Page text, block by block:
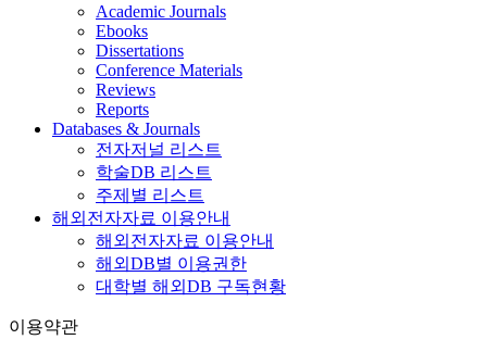
Academic Journals
Ebooks
Dissertations
Conference Materials
Reviews
Reports
Databases & Journals
전자저널 리스트
학술DB 리스트
주제별 리스트
해외전자자료 이용안내
해외전자자료 이용안내
해외DB별 이용권한
대학별 해외DB 구독현황
이용약관